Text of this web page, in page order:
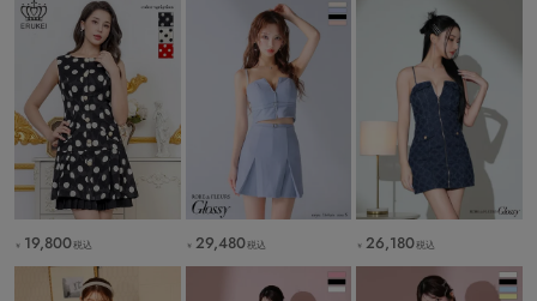
￥ 19,800税込 ￥ 29,480税込 ￥ 26,180税込